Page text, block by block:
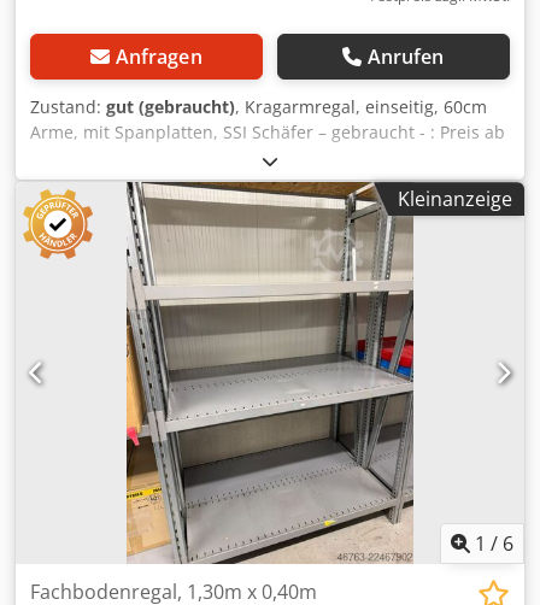
Anfragen Anrufen
Zustand: gut (gebraucht), Kragarmregal, einseitig, 60cm
Arme, mit Spanplatten, SSI Schäfer – gebraucht - : Preis ab
Standort: nur 850.-€ (netto), demontiert, verpackt und
verladen Hersteller: SSI-Schäfer Typ: Kragarm Baujahr:
unbekannt Rahmenhöhe: ca. 2m Anzahl Rahmen: 4 Stück
(2 Grundfelder) Djdpszqzrajfx Ai Isck Achsabstand: wurde
vergessen zu messen, dürfte ca. 1m plus ein Spannkreuz
als Verbinder Arme eingehängt Inkl. Abrollsicherung 5
Arme pro Rahmen Ständerlast: 1.650kg Stützenprofil: U
120 Kragarmlast: 250kg Kragarmlänge: 600mm Profil: U
70/50/4 inkl. Spanplatten 28mm Zustand: gut Verfügbar:
ab sofort Standort: Leipzig
Kleinanzeige
1 / 6
Fachbodenregal, 1,30m x 0,40m